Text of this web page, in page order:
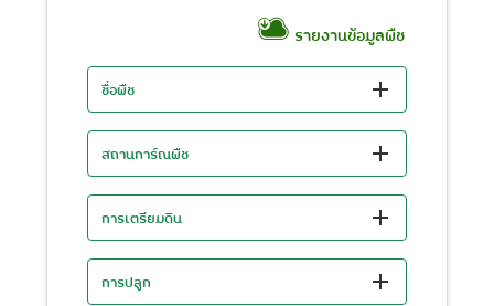
รายงานข้อมูลพืช
ชื่อพืช
สถานการ์ณพืช
การเตรียมดิน
การปลูก